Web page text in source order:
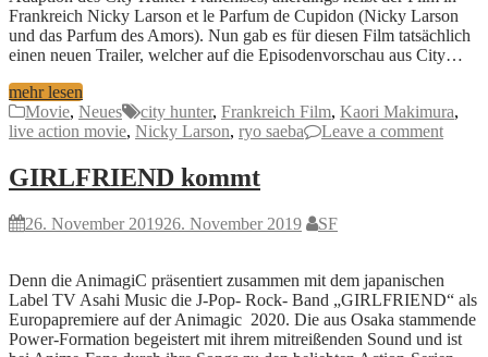
Frankreich Nicky Larson et le Parfum de Cupidon (Nicky Larson
und das Parfum des Amors). Nun gab es für diesen Film tatsächlich
einen neuen Trailer, welcher auf die Episodenvorschau aus City…
mehr lesen
Movie, Neues city hunter, Frankreich Film, Kaori Makimura,
live action movie, Nicky Larson, ryo saeba Leave a comment
GIRLFRIEND kommt
26. November 201926. November 2019 SF
Denn die AnimagiC präsentiert zusammen mit dem japanischen
Label TV Asahi Music die J-Pop- Rock- Band „GIRLFRIEND“ als
Europapremiere auf der Animagic 2020. Die aus Osaka stammende
Power-Formation begeistert mit ihrem mitreißenden Sound und ist